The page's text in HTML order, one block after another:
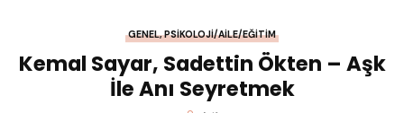
GENEL,PSIKOLOJI/AILE/EĞITIM
Kemal Sayar, Sadettin Ökten – Aşk
İle Anı Seyretmek